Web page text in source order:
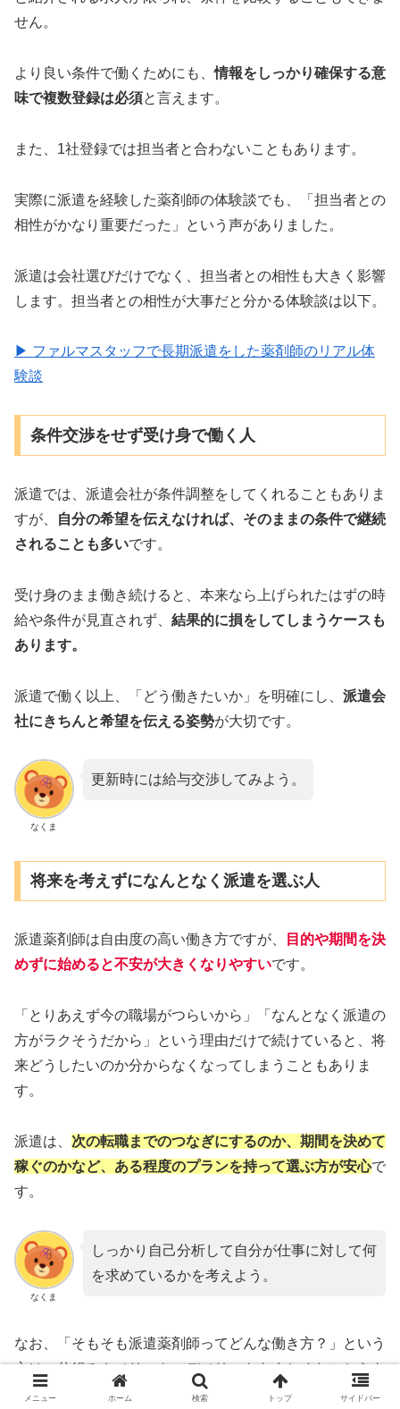
せん。
より良い条件で働くためにも、情報をしっかり確保する意
味で複数登録は必須と言えます。
また、1社登録では担当者と合わないこともあります。
実際に派遣を経験した薬剤師の体験談でも、「担当者との
相性がかなり重要だった」という声がありました。
派遣は会社選びだけでなく、担当者との相性も大きく影響
します。担当者との相性が大事だと分かる体験談は以下。
▶ ファルマスタッフで長期派遣をした薬剤師のリアル体
験談
条件交渉をせず受け身で働く人
派遣では、派遣会社が条件調整をしてくれることもありま
すが、
自分の希望を伝えなければ、そのままの条件で継続
されることも多いです。
受け身のまま働き続けると、本来なら上げられたはずの時
給や条件が見直されず、 結果的に損をしてしまうケースも
あります。
派遣で働く以上、「どう働きたいか」を明確にし、 派遣会
社にきちんと希望を伝える姿勢が大切です。
なくま
更新時には給与交渉してみよう。
将来を考えずになんとなく派遣を選ぶ人
派遣薬剤師は自由度の高い働き方ですが、
目的や期間を決
めずに始めると不安が大きくなりやすいです。
「とりあえず今の職場がつらいから」「なんとなく派遣の
方がラクそうだから」という理由だけで続けていると、将
来どうしたいのか分からなくなってしまうこともありま
す。
派遣は、 次の転職までのつなぎにするのか、期間を決めて
稼ぐのかなど、ある程度のプランを持って選ぶ方が安心で
す。
なくま
しっかり自己分析して自分が仕事に対して何
を求めているかを考えよう。
なお、「そもそも派遣薬剤師ってどんな働き方？」という
方は、仕組みやメリット・デメリットをまとめたこちらも
参考にしてください。
メニュー ホーム 検索 トップ サイドバー